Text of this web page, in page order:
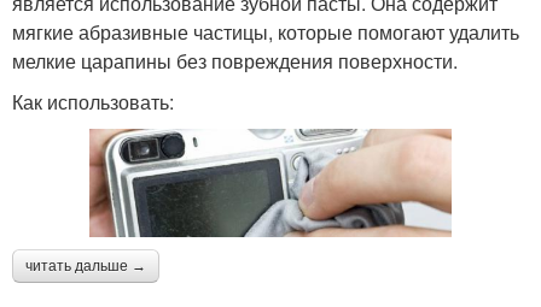
мягкие абразивные частицы, которые помогают удалить
мелкие царапины без повреждения поверхности.
Как использовать:
читать дальше →